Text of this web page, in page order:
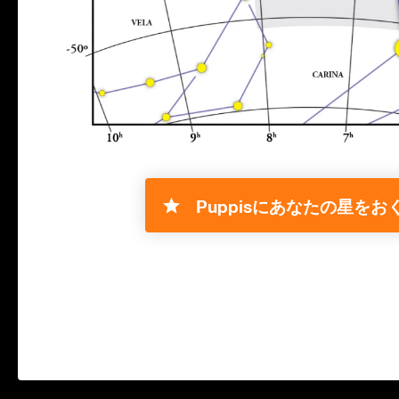
Puppisにあなたの星をお